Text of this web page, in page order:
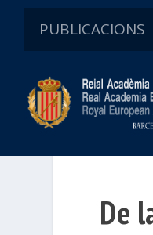
PUBLICACIONS
De